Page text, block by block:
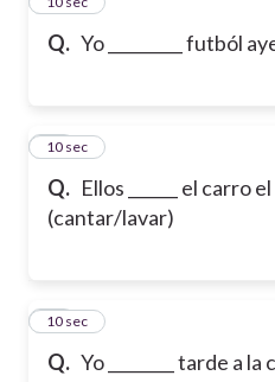
Q. Yo _________ futból
Q. Ellos ______ el carro
(cantar/lavar)
13
10 sec
Q. Yo ________ tarde a
14
10 sec